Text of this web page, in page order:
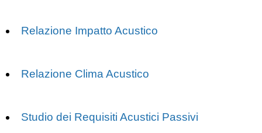
Relazione Impatto Acustico
Relazione Clima Acustico
Studio dei Requisiti Acustici Passivi